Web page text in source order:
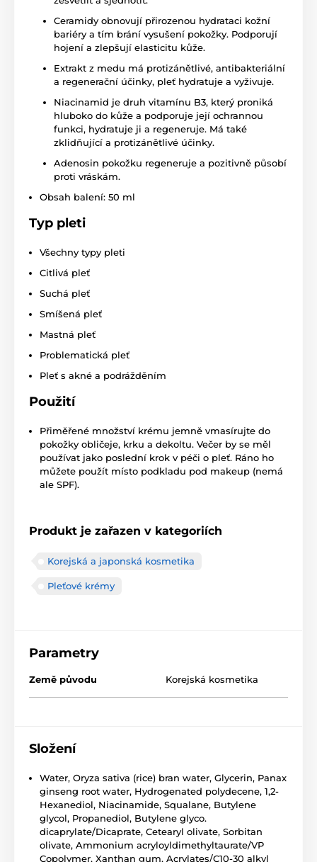
Ceramidy obnovují přirozenou hydrataci kožní
bariéry a tím brání vysušení pokožky. Podporují
hojení a zlepšují elasticitu kůže.
Extrakt z medu má protizánětlivé, antibakteriální
a regenerační účinky, pleť hydratuje a vyživuje.
Niacinamid je druh vitamínu B3, který proniká
hluboko do kůže a podporuje její ochrannou
funkci, hydratuje ji a regeneruje. Má také
zklidňující a protizánětlivé účinky.
Adenosin pokožku regeneruje a pozitivně působí
proti vráskám.
Obsah balení: 50 ml
Typ pleti
Všechny typy pleti
Citlivá pleť
Suchá pleť
Smíšená pleť
Mastná pleť
Problematická pleť
Pleť s akné a podrážděním
Použití
Přiměřené množství krému jemně vmasírujte do
pokožky obličeje, krku a dekoltu. Večer by se měl
používat jako poslední krok v péči o pleť. Ráno ho
můžete použít místo podkladu pod makeup (nemá
ale SPF).
Produkt je zařazen v kategoriích
Korejská a japonská kosmetika
Pleťové krémy
Parametry
Země původu Korejská kosmetika
Složení
Water, Oryza sativa (rice) bran water, Glycerin, Panax
ginseng root water, Hydrogenated polydecene, 1,2-
Hexanediol, Niacinamide, Squalane, Butylene
glycol, Propanediol, Butylene glyco.
dicaprylate/Dicaprate, Cetearyl olivate, Sorbitan
olivate, Ammonium acryloyldimethyltaurate/VP
Copolymer, Xanthan gum, Acrylates/C10-30 alkyl